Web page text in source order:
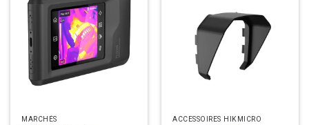
MARCHÉS ACCESSOIRES HIKMICRO